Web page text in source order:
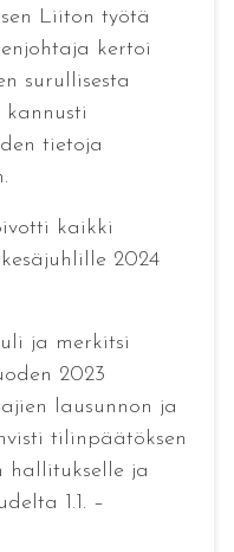
Liiton työtä
kertoi
surullisesta
tietoja
kaikki
2024
ja merkitsi
2023
lausunnon ja
tilinpäätöksen
hallitukselle ja
1.1. –